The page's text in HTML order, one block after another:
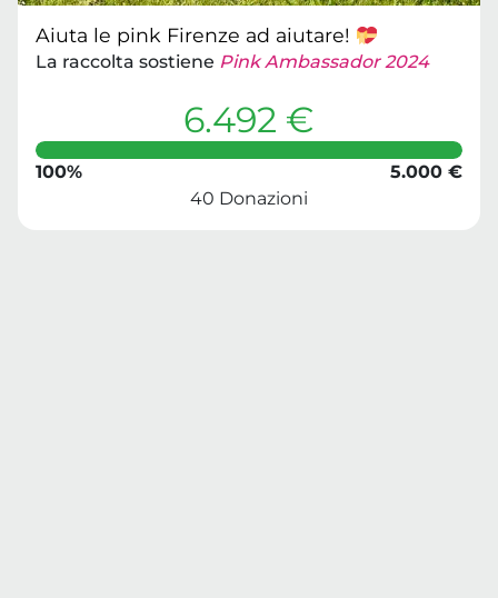
Aiuta le pink Firenze ad aiutare!
La raccolta sostiene Pink Ambassador 2024
6.492 €
100%
5.000 €
40 Donazioni